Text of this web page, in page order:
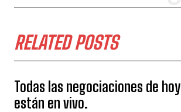
RELATED POSTS
Todas las negociaciones de hoy
están en vivo.